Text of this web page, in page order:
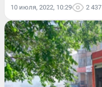
10 июля, 2022, 10:29 2 437